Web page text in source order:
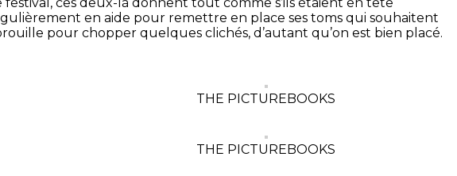
en aide pour remettre en place ses toms qui souhaitent
pour chopper quelques clichés, d’autant qu’on est bien placé.
THE PICTUREBOOKS
THE PICTUREBOOKS